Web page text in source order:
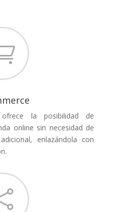
ofrece la posibilidad de
online sin necesidad de
enlazándola con